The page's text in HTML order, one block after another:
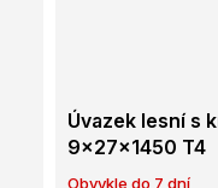
Úvazek lesní s
9x27x1450 T4
Obvykle do 7 dní